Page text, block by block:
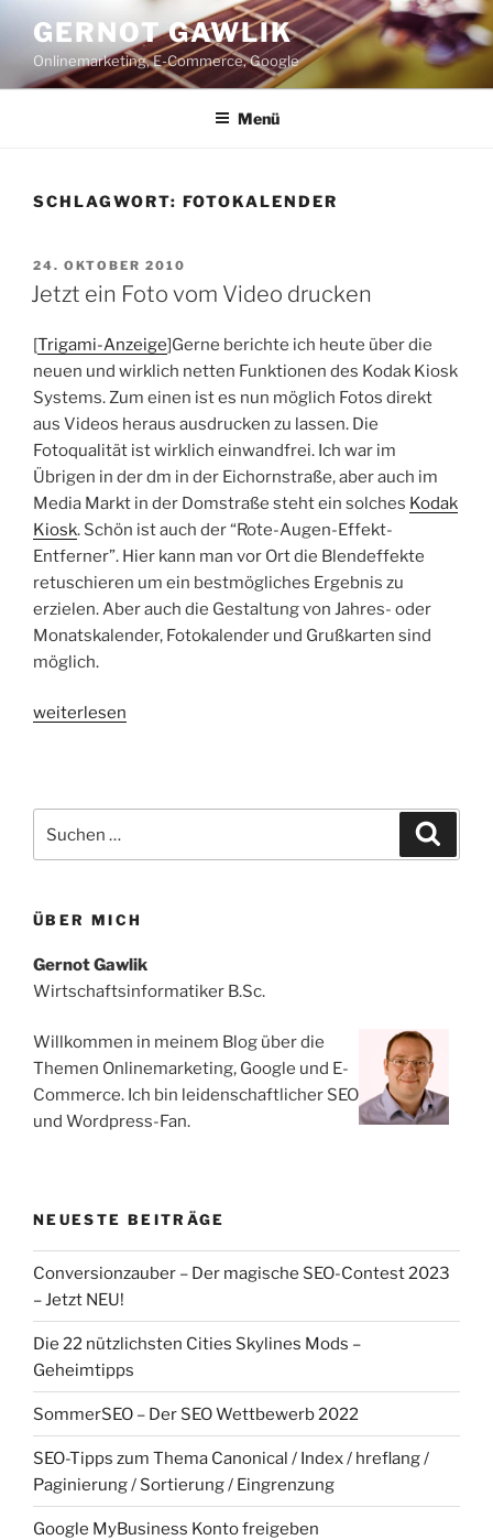
Inhalt
springen
GERNOT GAWLIK
Onlinemarketing, E-Commerce, Google
Menü
SCHLAGWORT: FOTOKALENDER
VERÖFFENTLICHT
AM
24. OKTOBER 2010
Jetzt ein Foto vom Video drucken
[Trigami-Anzeige]Gerne berichte ich heute über die
neuen und wirklich netten Funktionen des Kodak Kiosk
Systems. Zum einen ist es nun möglich Fotos direkt
aus Videos heraus ausdrucken zu lassen. Die
Fotoqualität ist wirklich einwandfrei. Ich war im
Übrigen in der dm in der Eichornstraße, aber auch im
Media Markt in der Domstraße steht ein solches Kodak
Kiosk. Schön ist auch der “Rote-Augen-Effekt-
Entferner”. Hier kann man vor Ort die Blendeffekte
retuschieren um ein bestmögliches Ergebnis zu
erzielen. Aber auch die Gestaltung von Jahres- oder
Monatskalender, Fotokalender und Grußkarten sind
möglich.
„Jetzt
Video
drucken“
weiterlesen
nach:
ÜBER MICH
Gernot Gawlik
Wirtschaftsinformatiker B.Sc.
Willkommen in meinem Blog über die
Themen Onlinemarketing, Google und E-
Commerce. Ich bin leidenschaftlicher SEO
und Wordpress-Fan.
NEUESTE BEITRÄGE
Conversionzauber – Der magische SEO-Contest 2023
– Jetzt NEU!
Die 22 nützlichsten Cities Skylines Mods –
Geheimtipps
SommerSEO – Der SEO Wettbewerb 2022
SEO-Tipps zum Thema Canonical / Index / hreflang /
Paginierung / Sortierung / Eingrenzung
Google MyBusiness Konto freigeben